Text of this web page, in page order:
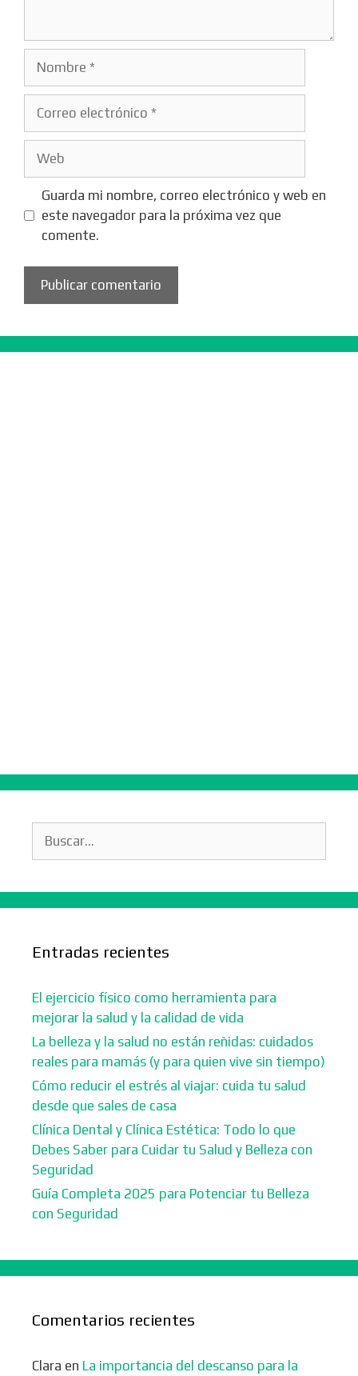
Nombre
Guarda mi nombre, correo electrónico y web en
este navegador para la próxima vez que
comente.
Entradas recientes
El ejercicio físico como herramienta para
mejorar la salud y la calidad de vida
La belleza y la salud no están reñidas: cuidados
reales para mamás (y para quien vive sin tiempo)
Cómo reducir el estrés al viajar: cuida tu salud
desde que sales de casa
Clínica Dental y Clínica Estética: Todo lo que
Debes Saber para Cuidar tu Salud y Belleza con
Seguridad
Guía Completa 2025 para Potenciar tu Belleza
con Seguridad
Comentarios recientes
Clara en La importancia del descanso para la